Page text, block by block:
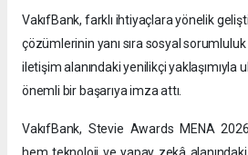
VakıfBank, farklı ihtiyaçlara yönelik
çözümlerinin yanı sıra sosyal
iletişim alanındaki yenilikçi yaklaşımıyla
önemli bir başarıya imza attı.
VakıfBank, Stevie Awards MENA